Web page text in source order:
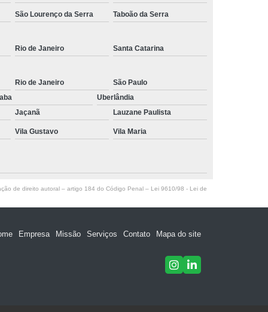
São Lourenço da Serra Taboão da Serra
Rio de Janeiro Santa Catarina
Rio de Janeiro
São Paulo
Uberlândia
Jaçanã Lauzane Paulista
Vila Gustavo Vila Maria
de direito autoral – artigo 184 do Código Penal – Lei 9610/98 - Lei de
Empresa Missão Serviços Contato Mapa do site